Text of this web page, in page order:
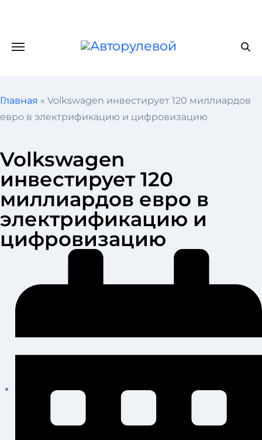
Главная » Volkswagen инвестирует 120 миллиардов
евро в электрификацию и цифровизацию
Volkswagen
инвестирует 120
миллиардов евро в
электрификацию и
цифровизацию